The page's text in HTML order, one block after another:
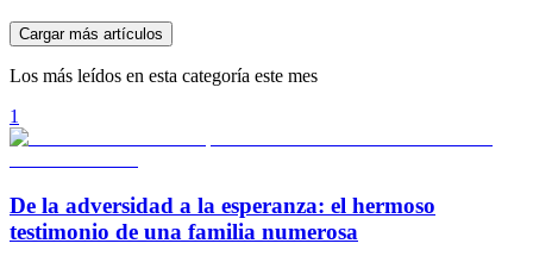
Cargar más artículos
Los más leídos en esta categoría este mes
1
De la adversidad a la esperanza: el hermoso
testimonio de una familia numerosa